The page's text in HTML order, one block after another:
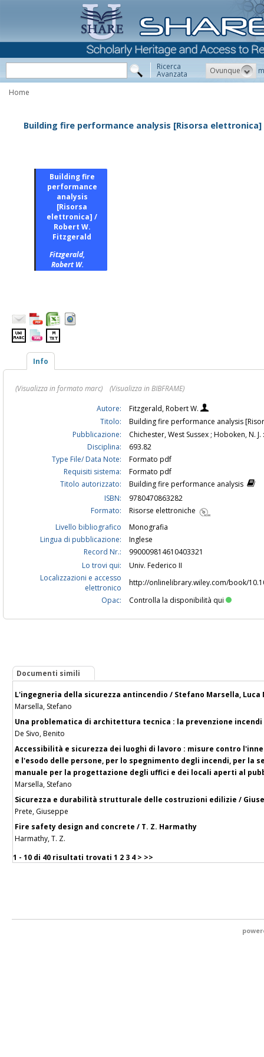
Ricerca
Avanzata Ovunque
Home
Building fire performance analysis [Risorsa
Building fire
performance
analysis
[Risorsa
elettronica] /
Robert W.
Fitzgerald
Fitzgerald,
Robert W.
Info
(Visualizza in formato marc)
(Visualizza in BIBFRAME)
Autore:
Fitzgerald, Robert W.
Titolo:
Building fire performance analysis
Pubblicazione:
Chichester, West Sussex ; Hoboken, N. J.
Disciplina:
693.82
Type File/ Data Note:
Formato pdf
Requisiti sistema:
Formato pdf
Titolo autorizzato:
Building fire performance analysis
ISBN:
9780470863282
Formato:
Risorse elettroniche
Livello bibliografico
Monografia
Lingua di pubblicazione:
Inglese
Record Nr.:
990009814610403321
Lo trovi qui:
Univ. Federico II
Localizzazioni e accesso
elettronico
http://onlinelibrary.wiley.com/book/
Opac:
Controlla la disponibilità qui
Documenti simili
L'ingegneria della sicurezza antincendio / Stefano Marsella, Luca
Marsella, Stefano
Una problematica di architettura tecnica : la prevenzione incendi
De Sivo, Benito
Accessibilità e sicurezza dei luoghi di lavoro : misure contro
e l'esodo delle persone, per lo spegnimento degli incendi, per la
manuale per la progettazione degli uffici e dei locali aperti al
Marsella, Stefano
Sicurezza e durabilità strutturale delle costruzioni edilizie /
Prete, Giuseppe
Fire safety design and concrete / T. Z. Harmathy
Harmathy, T. Z.
1 - 10 di 40 risultati trovati 1 2 3 4 > >>